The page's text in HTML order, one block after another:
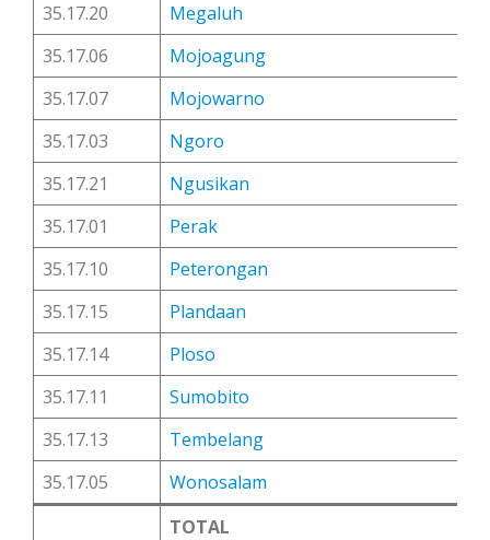
35.17.20
Megaluh
35.17.06
Mojoagung
35.17.07
Mojowarno
35.17.03
Ngoro
35.17.21
Ngusikan
35.17.01
Perak
35.17.10
Peterongan
35.17.15
Plandaan
35.17.14
Ploso
35.17.11
Sumobito
35.17.13
Tembelang
35.17.05
Wonosalam
TOTAL